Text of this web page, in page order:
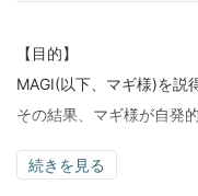
【目的】
MAGI(以下、マギ様)を説
その結果、マギ様が自発
続きを見る